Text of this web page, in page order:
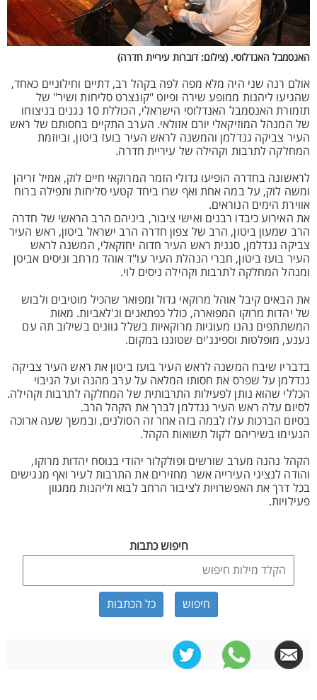
האנסמבל האנדלוסי. (צילום: דוברות עיריית חדרה)
אולם רנה שני היה מלא מפה לפה בקהל רב, דתיים וחילוניים כאחד,
שהגיעו ליהנות ממופע שירה ופיוט "קונצרט סליחות ושיר" של
תזמורת האנסמבל האנדלוסי הישראלי, הכוללת 10 נגנים בניצוחו
של המנהל המוזיקאלי יורם אזולאי. הערב התקיים בחסותם של ראש
העיר צביקה גנדלמן והמשנה לראש העיר בועז ביטון, וביוזמת
המחלקה לתרבות וקהילה של עיריית חדרה.
לראשונה בחדרה הופיעו גדולי הזמר המרוקאי חיים לוק, אמיל זריהן
ומשה לוק, על במה אחת ואף שרו ביחד קטעי סליחות ותפילה ברוח
אווירת הימים הנוראים.
את האירוע כיבדו רבנים ואישי ציבור, ביניהם הרב הראשי של חדרה
הרב שמעון ביטון, הרב של צפון חדרה הרב ישראל ביטון, ראש העיר
צביקה גנדלמן, סגנית ראש העיר חדוה יחזקאלי, המשנה לראש
העיר בועז ביטון, חברי הנהלת העיר עו"ד אוהד מרחב וניסים אביטן
ומנהל המחלקה לתרבות וקהילה ניסים לוי.
את הבאים קיבל אוהל מרוקאי גדול ומפואר שהכיל מוטיבים ולבוש
של יהדות מרוקו המפוארה, כולל כפתאנים וג'לאביות. מאות
המשתתפים נהנו מעוגיות מרוקאיות בשלל גוונים בשילוב תה עם
נענע, מופלטות וספינג'ים שטוגנו במקום.
בדבריו שיבח המשנה לראש העיר בועז ביטון את ראש העיר צביקה
גנדלמן על שפרס את חסותו המלאה על ערב מהנה ועל הגיבוי
הכללי שהוא נותן לפעילות התרבותית של המחלקה לתרבות וקהילה.
לסיום עלה ראש העיר גנדלמן לברך את הקהל הרב.
בסיום הברכות עלו לבמה בזה אחר זה הסולנים, ובמשך שעה ארוכה
הנעימו בשיריהם לקול תשואות הקהל.
הקהל נהנה מערב שורשים ופולקלור יהודי בנוסח יהדות מרוקו,
והודה לנציגי העירייה אשר מחזירים את התרבות לעיר ואף מנגישים
בכל דרך את האפשרויות לציבור הרחב לבוא וליהנות ממגוון
פעילויות.
חיפוש כתבות
כל הכתבות